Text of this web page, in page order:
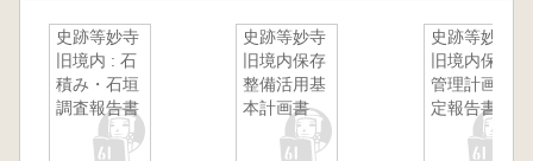
史跡等妙寺
旧境内 : 石
積み・石垣
調査報告書
史跡等妙寺
旧境内保存
整備活用基
本計画書
史跡等妙寺
旧境内保存
管理計画策
定報告書